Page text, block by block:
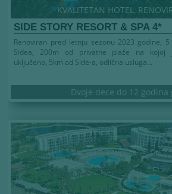
KVALITETAN HOTEL,
SIDE STORY RESORT & SPA 4*
Renoviran pred letnju sezonu 2023 godine, 5
Sidea, 200m od privatne plaže na kojoj
uključeno, 5km od Side-a, odlična usluga...
Dvoje dece do 12 godina